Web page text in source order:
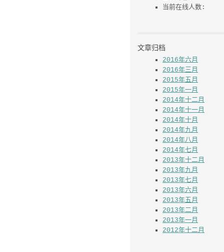
当天浏览量:
当天访客数:
当前在线人数:
文章归档
2016年六月
2016年三月
2015年五月
2015年一月
2014年十二月
2014年十一月
2014年十月
2014年九月
2014年八月
2014年七月
2013年十二月